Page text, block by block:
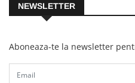
NEWSLETTER
Aboneaza-te la newsletter